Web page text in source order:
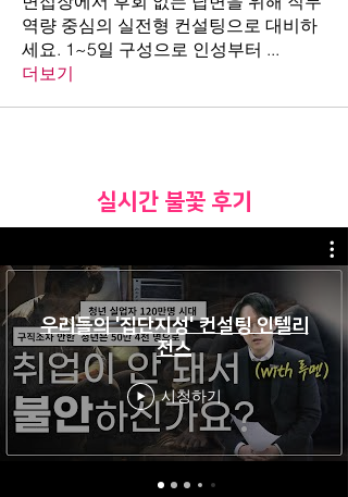
역량 중심의 실전형 컨설팅으로 대비하
세요. 1~5일 구성으로 인성부터 ...
더보기
​실시간 불꽃 후기
우리들의 '집단지성' 컨설팅 인텔리
전스
시청하기